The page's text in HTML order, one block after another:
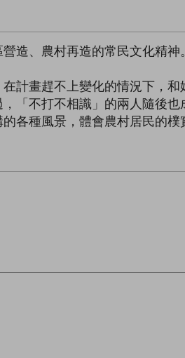
造、農村再造的常民文化精神。
計畫趕不上變化的情況下，
「不打不相識」的兩人隨後
各種風景，體會農村居民的樸